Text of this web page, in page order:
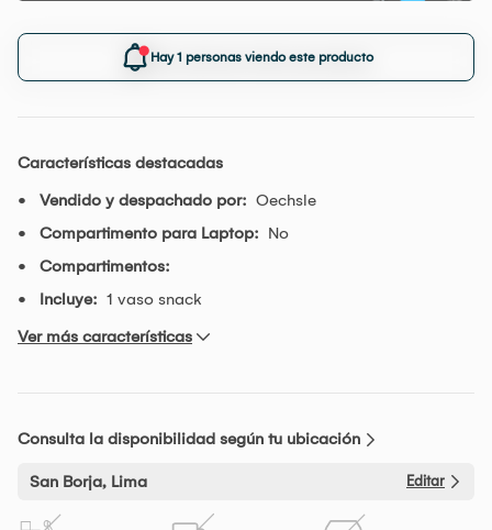
Hay 1 personas viendo este producto
Características destacadas
Vendido y despachado por: Oechsle
Compartimento para Laptop: No
Compartimentos:
Incluye: 1 vaso snack
Ver más características
Consulta la disponibilidad según tu ubicación
San Borja, Lima Editar